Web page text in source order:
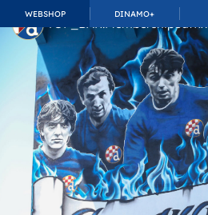
WEBSHOP DINAMO+
TOP_BAR.MembershipSuffix